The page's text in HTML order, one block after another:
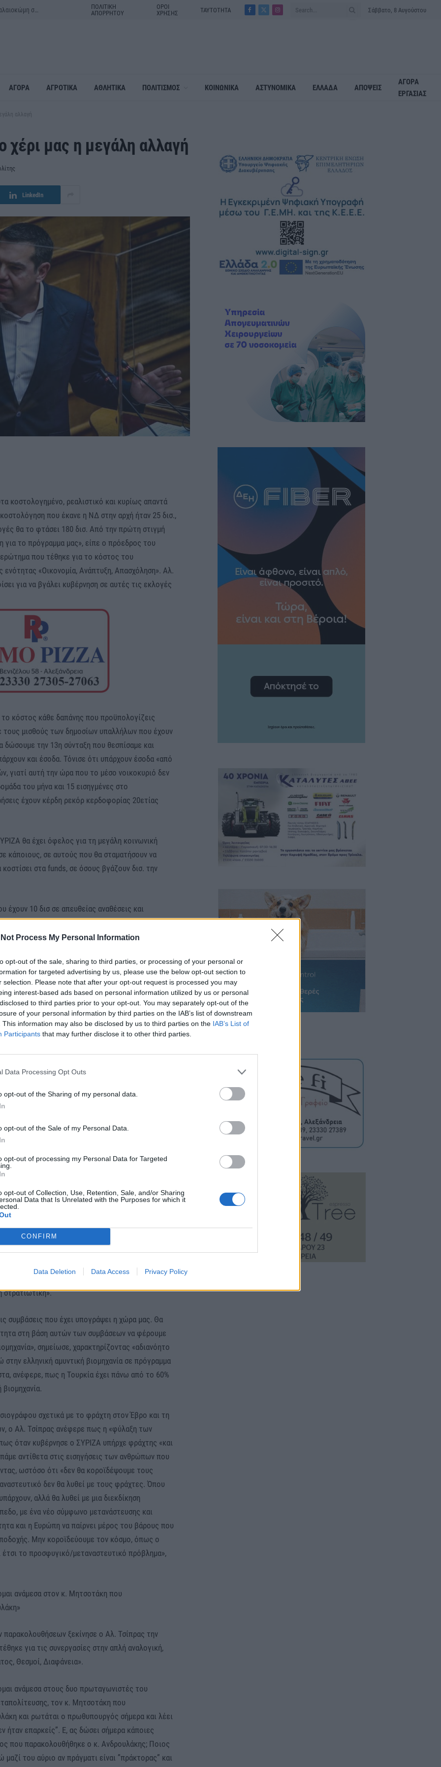
Not Process My Personal Information
opt-out of the sale, sharing to third parties, or processing of your personal or
for targeted advertising by us, please use the below opt-out section to
selection. Please note that after your opt-out request is processed you may
interest-based ads based on personal information utilized by us or personal
to third parties prior to your opt-out. You may separately opt-out of the
of your personal information by third parties on the IAB’s list of downstream
This information may also be disclosed by us to third parties on the IAB’s List of
Participants that may further disclose it to other third parties.
Data Processing Opt Outs
opt-out of the Sharing of my personal data.
opt-out of the Sale of my Personal Data.
opt-out of processing my Personal Data for Targeted
opt-out of Collection, Use, Retention, Sale, and/or Sharing
Data that Is Unrelated with the Purposes for which it
CONFIRM
Data Deletion Data Access Privacy Policy
ΠΟΛΙΤΙΚΗ
ΑΠΟΡΡΗΤΟΥ
ΟΡΟΙ
ΧΡΗΣΗΣ
ΤΑΥΤΟΤΗΤΑ
Facebook
X
Instagram
Σάββατο, 8 Αυγούστου
ΑΓΟΡΑ ΑΓΡΟΤΙΚΑ ΑΘΛΗΤΙΚΑ ΠΟΛΙΤΙΣΜΟΣ ΚΟΙΝΩΝΙΚΑ ΑΣΤΥΝΟΜΙΚΑ ΕΛΛΑΔΑ ΑΠΟΨΕΙΣ
ΑΓΟΡΑ
ΕΡΓΑΣΙΑΣ
αλλαγή
χέρι μας η μεγάλη αλλαγή
LinkedIn
κοστολογημένο, ρεαλιστικό και κυρίως απαντά
που έκανε η ΝΔ στην αρχή ήταν 25 δισ.,
θα το φτάσει 180 δισ. Από την πρώτη στιγμή
για το πρόγραμμα μας», είπε ο πρόεδρος του
που τέθηκε για το κόστος του
ενότητας «Οικονομία, Ανάπτυξη, Απασχόληση». Αλ.
για να βγάλει κυβέρνηση σε αυτές τις εκλογές
κόστος κάθε δαπάνης που προϋπολογίζεις
τους μισθούς των δημοσίων υπαλλήλων που έχουν
δώσουμε την 13η σύνταξη που θεσπίσαμε και
και έσοδα. Τόνισε ότι υπάρχουν έσοδα «από
γιατί αυτή την ώρα που το μέσο νοικοκυριό δεν
του μήνα και 15 εισηγμένες στο
έχουν κέρδη ρεκόρ κερδοφορίας 20ετίας
θα έχει όφελος για τη μεγάλη κοινωνική
κάποιους, σε αυτούς που θα σταματήσουν να
στα funds, σε όσους βγάζουν δισ. την
έχουν 10 δισ σε απευθείας αναθέσεις και
λένε πού θα βρείτε να δώσετε αυξήσεις στους
στους συνταξιούχους. Είναι ντροπή αυτοί που
ενάμιση χρόνο σε επιδοτήσεις για να
εταιρείες, να μας λένε πού θα βρούμε τα
γιατρό μισθό 2.000 ευρώ. Αν δεν
τις μεγάλες τομές, σε χρόνια από τώρα δεν θα
συμβάσεις που έχει υπογράψει η χώρα μας, αλλά θα
ελληνική αμυντική βιομηχανία
τις συμβάσεις της χώρας για τους
μέρος του έργου να πάει στην ελληνική αμυντική
του ΣΥΡΙΖΑ-ΠΣ, Αλέξης Τσίπρας απαντώντας
θα επαναδιαπραγματευτεί τα εξοπλιστικά
της ΝΔ, στο πλαίσιο της ενότητας για
από πάρα πολλά χρόνια μνημονιακών δυσκολιών,
προχώρησε στην αναβάθμιση των F16 και
υπενθύμισε ότι ως αξιωματική αντιπολίτευση
προγράμματα» που έφερε η ΝΔ, όπως τις
-και δεν θα το κάναμε ποτέ όταν
υπογράμμισε, φέρνοντας ως παράδειγμα την
«Δεν δίνουμε λευκή επιταγή για τα προγράμματα
επιτελείων εθνικής Άμυνας», σημείωσε
επιπλέον Rafale, τα οποία ανακοινώθηκαν από την
στρατιωτική».
συμβάσεις που έχει υπογράψει η χώρα μας. Θα
στη βάση αυτών των συμβάσεων να φέρουμε
σημείωσε, χαρακτηρίζοντας «αδιανόητο
στην ελληνική αμυντική βιομηχανία σε πρόγραμμα
ανέφερε, πως η Τουρκία έχει πάνω από το 60%
σχετικά με το φράχτη στον Έβρο και τη
ο Αλ. Τσίπρας ανέφερε πως η «φύλαξη των
όταν κυβέρνησε ο ΣΥΡΙΖΑ υπήρχε φράχτης «και
αντίθετα στις εισηγήσεις των ανθρώπων που
ωστόσο ότι «δεν θα κοροϊδέψουμε τους
δεν θα λυθεί με τους φράχτες. Όπου
αλλά θα λυθεί με μια διεκδίκηση
με ένα νέο σύμφωνο μετανάστευσης και
και η Ευρώπη να παίρνει μέρος του βάρους που
Μην κοροϊδεύουμε τον κόσμο, όπως ο
το προσφυγικό/μεταναστευτικό πρόβλημα»,
ανάμεσα στον κ. Μητσοτάκη που
ξεκίνησε ο Αλ. Τσίπρας την
για τις συνεργασίες στην απλή αναλογική,
Θεσμοί, Διαφάνεια».
ανάμεσα στους δυο πρωταγωνιστές του
τον κ. Μητσοτάκη που
και ρωτάται ο πρωθυπουργός σήμερα και λέει
ήταν επαρκείς”. Ε, ας δώσει σήμερα κάποιες
που παρακολουθήθηκε ο κ. Ανδρουλάκης; Ποιος
του αύριο αν πράγματι είναι ”πράκτορας” και